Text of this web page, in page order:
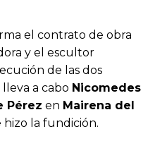
el contrato de obra
y el escultor
de las dos
lleva a cabo Nicomedes
Pérez en Mairena del
hizo la fundición.